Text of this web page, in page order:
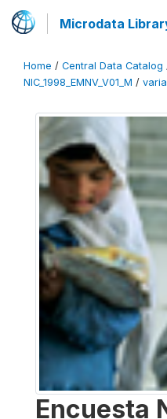
Microdata
Home / Central Data Catalog
NIC_1998_EMNV_V01_M /
Encuesta